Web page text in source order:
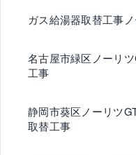
ガス給湯器取替工事
名古屋市緑区ノーリ
工事
静岡市葵区ノーリツ
取替工事